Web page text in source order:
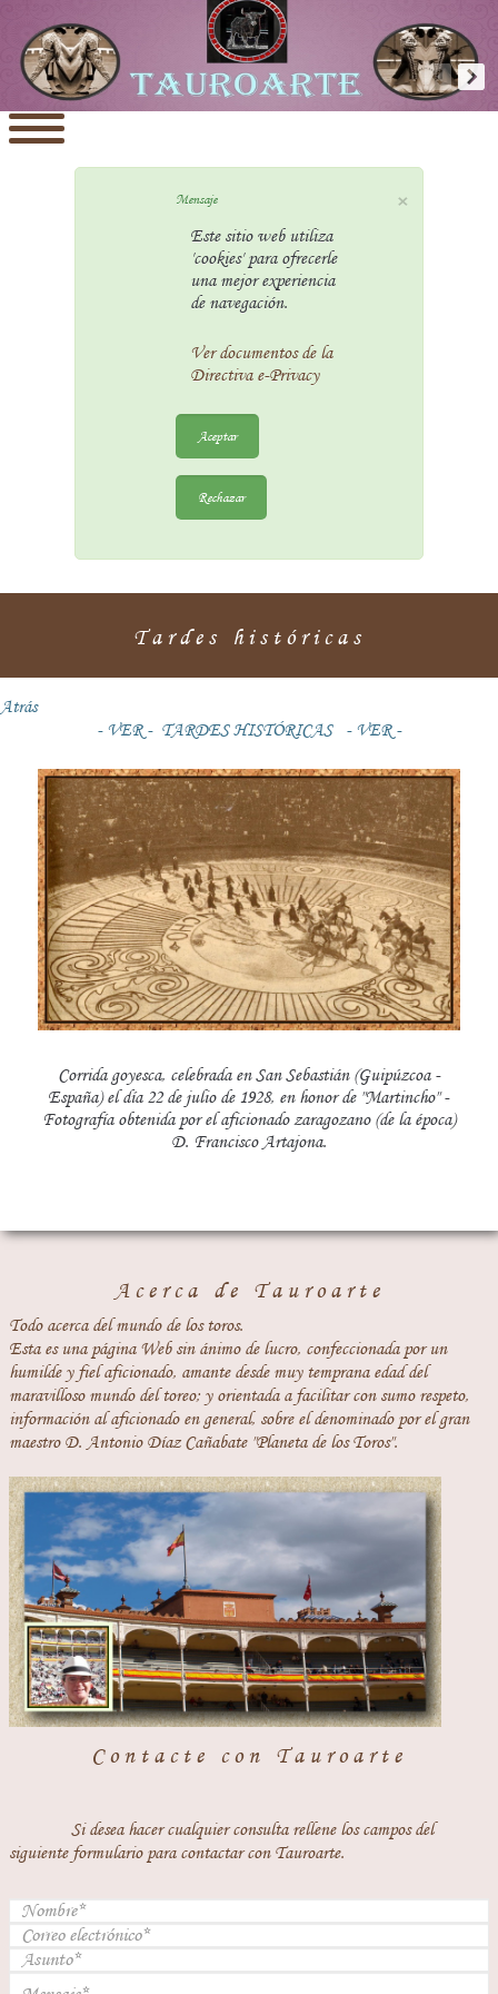
×
Mensaje
Este sitio web utiliza
'cookies' para ofrecerle
una mejor experiencia
de navegación.
Ver documentos de la
Directiva e-Privacy
Aceptar
Rechazar
Tardes históricas
Atrás
- VER - TARDES HISTÓRICAS - VER -
Corrida goyesca, celebrada en San Sebastián (Guipúzcoa -
España) el día 22 de julio de 1928, en honor de "Martincho" -
Fotografía obtenida por el aficionado zaragozano (de la época)
D. Francisco Artajona.
Acerca de Tauroarte
Todo acerca del mundo de los toros.
Esta es una página Web sin ánimo de lucro, confeccionada por un
humilde y fiel aficionado, amante desde muy temprana edad del
maravilloso mundo del toreo; y orientada a facilitar con sumo respeto,
información al aficionado en general, sobre el denominado por el gran
maestro D. Antonio Díaz Cañabate "Planeta de los Toros".
Contacte con Tauroarte
Si desea hacer cualquier consulta rellene los campos del
siguiente formulario para contactar con Tauroarte.